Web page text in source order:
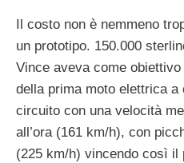
Il costo non è nemmeno
un prototipo. 150.000
Vince aveva come
della prima moto elettrica a
circuito con una velocità
all’ora (161 km/h), con
(225 km/h) vincendo così il